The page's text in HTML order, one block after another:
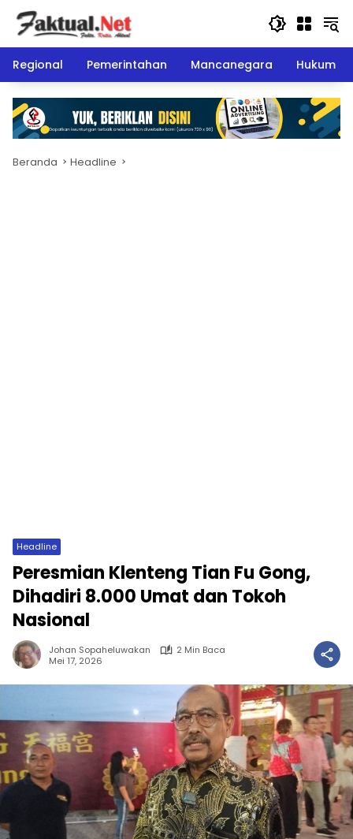
Langsung
konten
Regional
Pemerintahan Mancanegara Hukum
Beranda Headline
Headline
Peresmian Klenteng Tian Fu Gong,
Dihadiri 8.000 Umat dan Tokoh
Nasional
Johan Sopaheluwakan
2 Min Baca
Mei 17, 2026